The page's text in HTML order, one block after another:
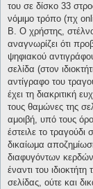
του σε δίσκο 33
νόμιμο τρόπο (πχ
Β. Ο χρήστης,
αναγνωρίζει ότι
ψηφιακού
σελίδα (στον
αντίγραφο του
έχει τη διακριτική
τους θαμώνες της
αμοιβή, υπό τους
έστειλε το τραγούδι
δικαίωμα
διαφυγόντων
έναντι του
σελίδας, ούτε και